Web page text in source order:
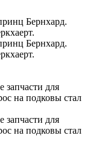
Бернхард.
Бернхард.
запчасти для
на подковы стал
запчасти для
на подковы стал